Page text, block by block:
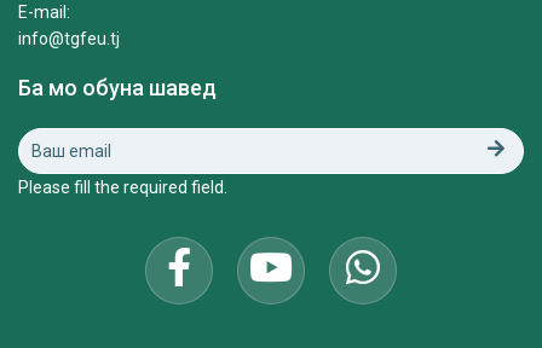
E-mail:
info@tgfeu.tj
Ба мо обуна шавед
Please fill the required field.